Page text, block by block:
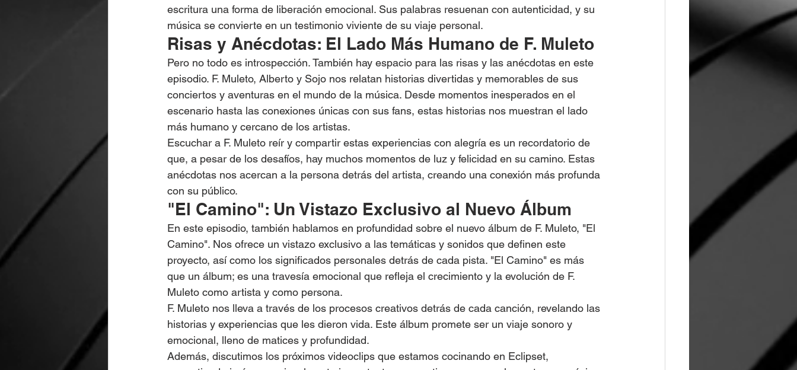
escritura una forma de liberación emocional. Sus palabras resuenan con autenticidad, y su
música se convierte en un testimonio viviente de su viaje personal.
Risas y Anécdotas: El Lado Más Humano de F. Muleto
Pero no todo es introspección. También hay espacio para las risas y las anécdotas en este
episodio. F. Muleto, Alberto y Sojo nos relatan historias divertidas y memorables de sus
conciertos y aventuras en el mundo de la música. Desde momentos inesperados en el
escenario hasta las conexiones únicas con sus fans, estas historias nos muestran el lado
más humano y cercano de los artistas.
Escuchar a F. Muleto reír y compartir estas experiencias con alegría es un recordatorio de
que, a pesar de los desafíos, hay muchos momentos de luz y felicidad en su camino. Estas
anécdotas nos acercan a la persona detrás del artista, creando una conexión más profunda
con su público.
"El Camino": Un Vistazo Exclusivo al Nuevo Álbum
En este episodio, también hablamos en profundidad sobre el nuevo álbum de F. Muleto, "El
Camino". Nos ofrece un vistazo exclusivo a las temáticas y sonidos que definen este
proyecto, así como los significados personales detrás de cada pista. "El Camino" es más
que un álbum; es una travesía emocional que refleja el crecimiento y la evolución de F.
Muleto como artista y como persona.
F. Muleto nos lleva a través de los procesos creativos detrás de cada canción, revelando las
historias y experiencias que les dieron vida. Este álbum promete ser un viaje sonoro y
emocional, lleno de matices y profundidad.
Además, discutimos los próximos videoclips que estamos cocinando en Eclipset,